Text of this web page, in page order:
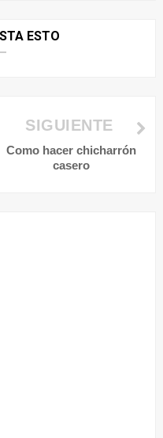
ESTO
SIGUIENTE
Como hacer chicharrón
casero